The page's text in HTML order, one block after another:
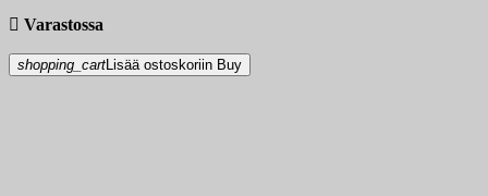
 Varastossa
shopping_cartLisää ostoskoriin Buy